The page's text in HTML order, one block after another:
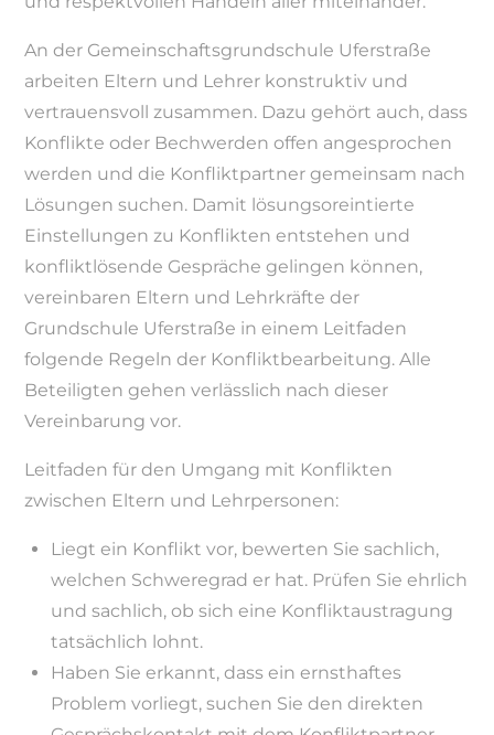
An der Gemeinschaftsgrundschule Uferstraße
arbeiten Eltern und Lehrer konstruktiv und
vertrauensvoll zusammen. Dazu gehört auch, dass
Konflikte oder Bechwerden offen angesprochen
werden und die Konfliktpartner gemeinsam nach
Lösungen suchen. Damit lösungsoreintierte
Einstellungen zu Konflikten entstehen und
konfliktlösende Gespräche gelingen können,
vereinbaren Eltern und Lehrkräfte der
Grundschule Uferstraße in einem Leitfaden
folgende Regeln der Konfliktbearbeitung. Alle
Beteiligten gehen verlässlich nach dieser
Vereinbarung vor.
Leitfaden für den Umgang mit Konflikten
zwischen Eltern und Lehrpersonen:
Liegt ein Konflikt vor, bewerten Sie sachlich,
welchen Schweregrad er hat. Prüfen Sie ehrlich
und sachlich, ob sich eine Konfliktaustragung
tatsächlich lohnt.
Haben Sie erkannt, dass ein ernsthaftes
Problem vorliegt, suchen Sie den direkten